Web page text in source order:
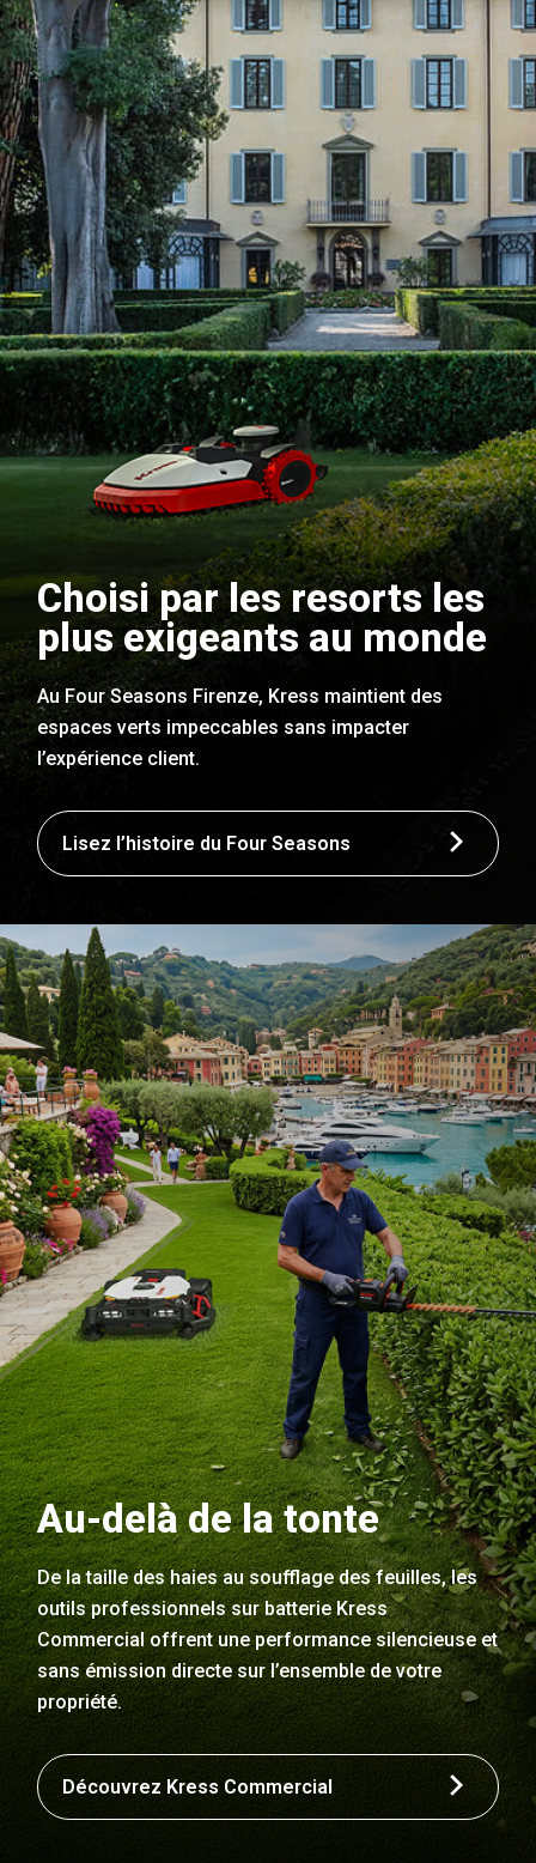
Choisi par les resorts les
plus exigeants au monde
Au Four Seasons Firenze, Kress maintient des
espaces verts impeccables sans impacter
l’expérience client.
Lisez l’histoire du Four Seasons
Au-delà de la tonte
De la taille des haies au soufflage des feuilles, les
outils professionnels sur batterie Kress
Commercial offrent une performance silencieuse et
sans émission directe sur l’ensemble de votre
propriété.
Découvrez Kress Commercial